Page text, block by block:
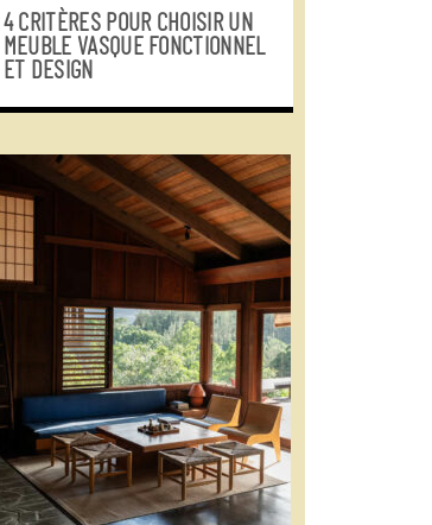
4 CRITÈRES POUR CHOISIR UN
MEUBLE VASQUE FONCTIONNEL
ET DESIGN